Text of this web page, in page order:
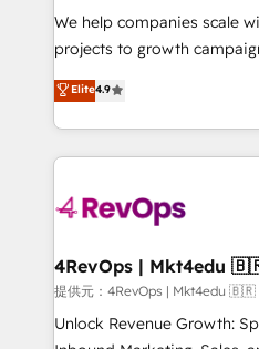
customer lifecycle through
ensure long-term adoption
and service to drive sustainable
HubSpot accreditations
teams has worked with clients
explore whether S2 is the
looking for...and get your
We help companies scale
projects to growth
Hire an agency that's
HubSpot and willing to
team to simplify the
experience for your team
Elite4.9
提供元：4RevOps |
Unlock Revenue Growth: